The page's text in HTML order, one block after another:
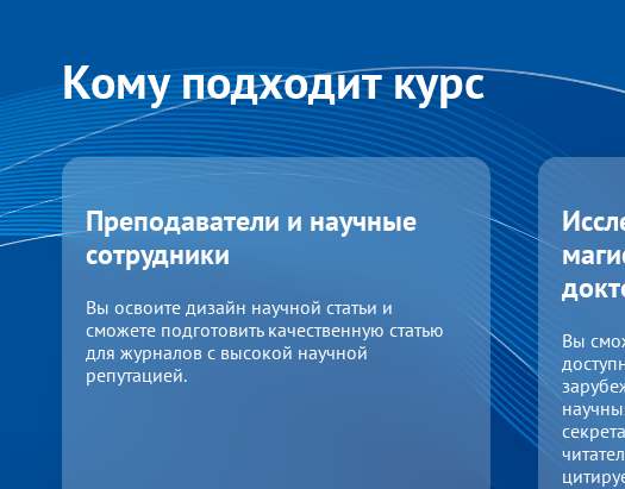
Кому подходит курс
Преподаватели и научные
сотрудники
Вы освоите дизайн научной статьи и
сможете подготовить качественную статью
для журналов с высокой научной
репутацией.
Вы